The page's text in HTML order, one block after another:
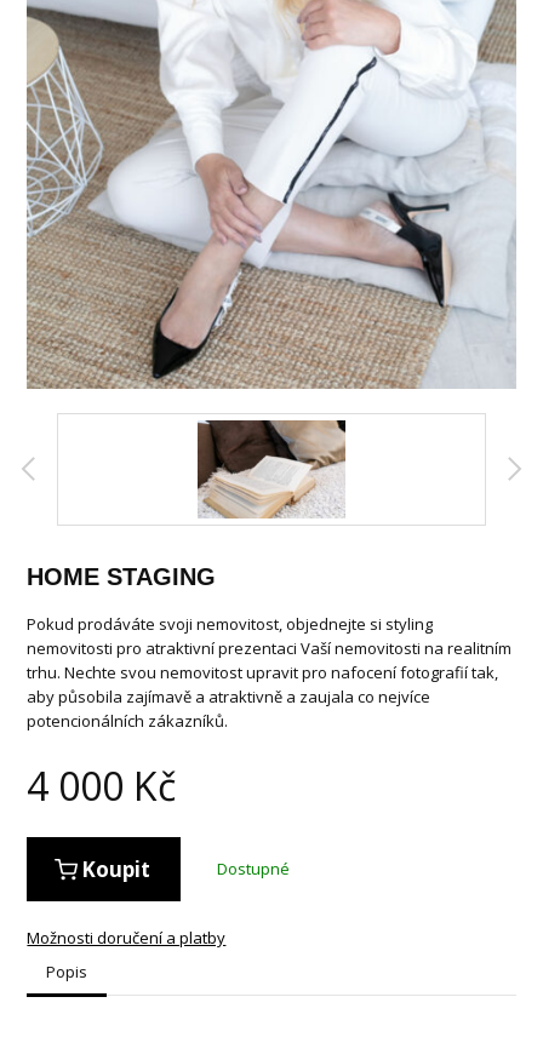
HOME STAGING
Pokud prodáváte svoji nemovitost, objednejte si styling
nemovitosti pro atraktivní prezentaci Vaší nemovitosti na realitním
trhu. Nechte svou nemovitost upravit pro nafocení fotografií tak,
aby působila zajímavě a atraktivně a zaujala co nejvíce
potencionálních zákazníků.
4 000 Kč
Koupit Dostupné
Možnosti doručení a platby
Popis